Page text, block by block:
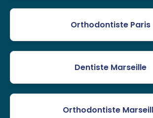
Orthodontiste Paris
Dentiste Marseille
Orthodontiste